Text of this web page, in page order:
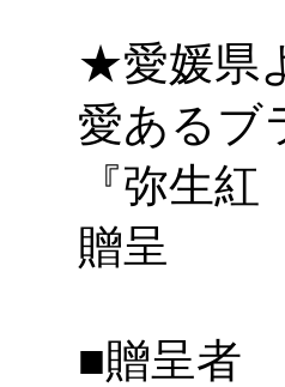
★愛媛県
愛あるブ
『弥生
贈呈
■贈呈者